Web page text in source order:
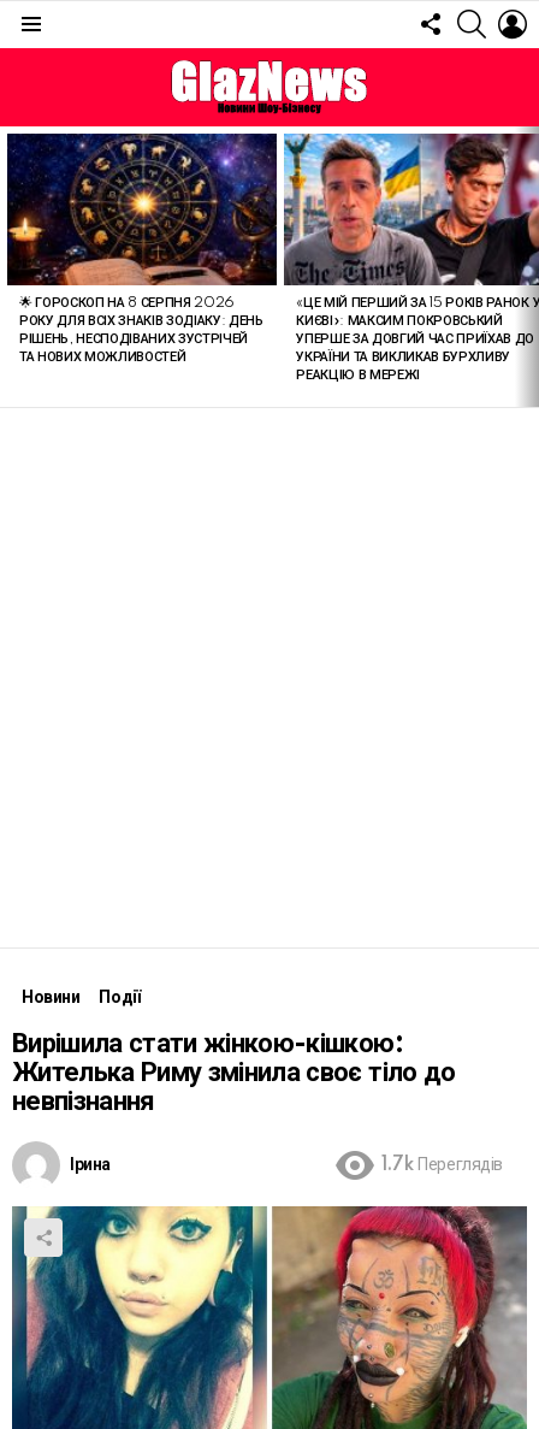
FOLLOW
US
ОСТАННІ
СТАТТІ
🌟 ГОРОСКОП НА 8 СЕРПНЯ 2026
РОКУ ДЛЯ ВСІХ ЗНАКІВ ЗОДІАКУ: ДЕНЬ
РІШЕНЬ, НЕСПОДІВАНИХ ЗУСТРІЧЕЙ
ТА НОВИХ МОЖЛИВОСТЕЙ
«ЦЕ МІЙ ПЕРШИЙ ЗА 15 РОКІВ РАНОК
КИЄВІ»: МАКСИМ ПОКРОВСЬКИЙ
УПЕРШЕ ЗА ДОВГИЙ ЧАС ПРИЇХАВ ДО
УКРАЇНИ ТА ВИКЛИКАВ БУРХЛИВУ
РЕАКЦІЮ В МЕРЕЖІ
Новини Події
Вирішила стати жінкою-кішкою:
Жителька Риму змінила своє тіло до
невпізнання
Ірина 1.7k Переглядів